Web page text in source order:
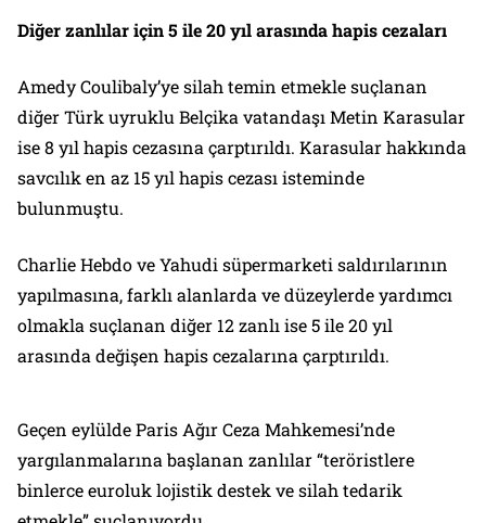
Diğer zanlılar için 5 ile 20 yıl arasında hapis cezaları
Amedy Coulibaly’ye silah temin etmekle suçlanan
diğer Türk uyruklu Belçika vatandaşı Metin Karasular
ise 8 yıl hapis cezasına çarptırıldı. Karasular hakkında
savcılık en az 15 yıl hapis cezası isteminde
bulunmuştu.
Charlie Hebdo ve Yahudi süpermarketi saldırılarının
yapılmasına, farklı alanlarda ve düzeylerde yardımcı
olmakla suçlanan diğer 12 zanlı ise 5 ile 20 yıl
arasında değişen hapis cezalarına çarptırıldı.
Geçen eylülde Paris Ağır Ceza Mahkemesi’nde
yargılanmalarına başlanan zanlılar “teröristlere
binlerce euroluk lojistik destek ve silah tedarik